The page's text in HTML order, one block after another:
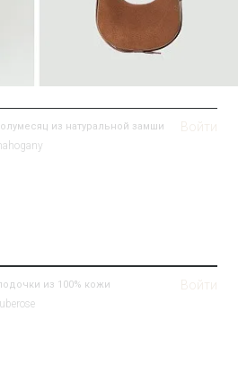
из натуральной замши Войти
из 100% кожи Войти